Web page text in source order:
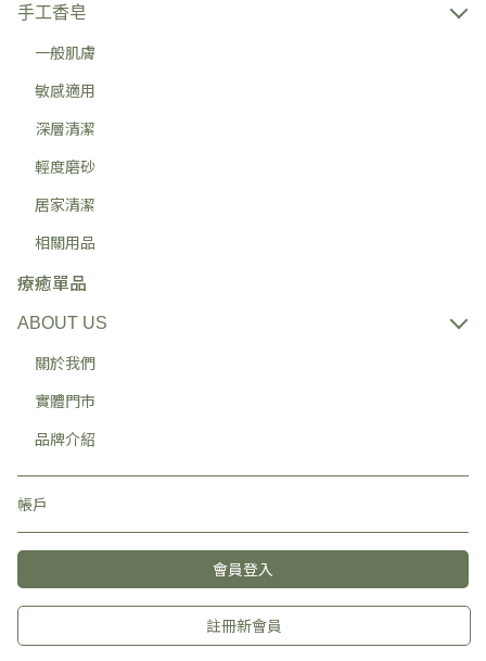
手工香皂
一般肌膚
敏感適用
深層清潔
輕度磨砂
居家清潔
相關用品
療癒單品
ABOUT US
關於我們
實體門市
品牌介紹
帳戶
會員登入
註冊新會員